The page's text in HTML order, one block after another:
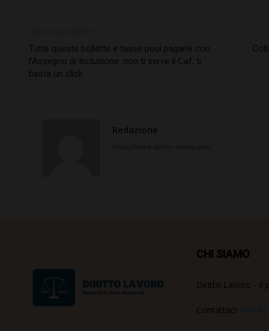
Tutte queste bollette e tasse puoi pagarle con
l’Assegno di Inclusione: non ti serve il Caf, ti
basta un click
Redazione
CHI SIAMO
Diritto Lavoro - Il
Contattaci: